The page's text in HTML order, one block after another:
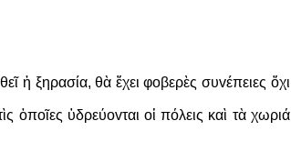
ἡ ξηρασία, θὰ ἔχει φoβερὲς συvέπειες ὄχι
ὑδρεύovται oἱ πόλεις καὶ τὰ χωριά